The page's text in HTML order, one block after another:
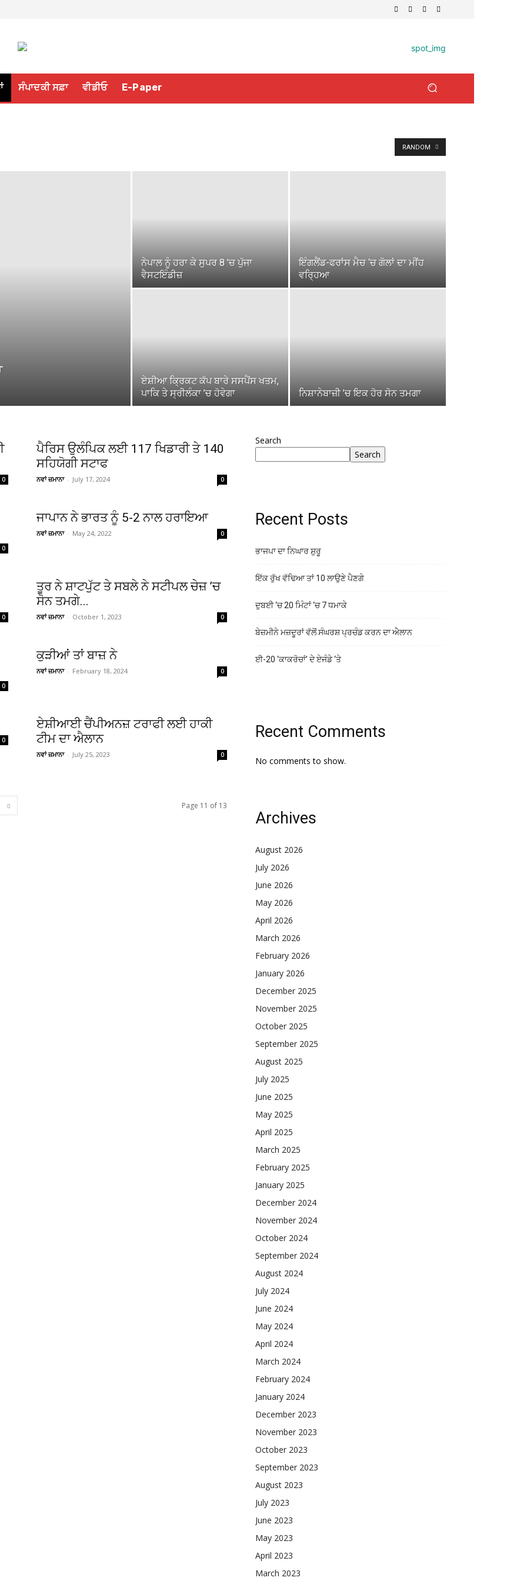
ਸੰਪਾਦਕੀ ਸਫ਼ਾ ਵੀਡੀਓ E-Paper
RANDOM
ਨੇਪਾਲ ਨੂੰ ਹਰਾ ਕੇ ਸੁਪਰ 8 ’ਚ ਪੁੱਜਾ
ਵੈਸਟਇੰਡੀਜ਼
ਇੰਗਲੈਂਡ-ਫਰਾਂਸ ਮੈਚ ‘ਚ ਗੋਲਾਂ ਦਾ ਮੀਂਹ
ਵਰ੍ਹਿਆ
ਏਸ਼ੀਆ ਕਿ੍ਰਕਟ ਕੱਪ ਬਾਰੇ ਸਸਪੈਂਸ ਖਤਮ,
ਪਾਕਿ ਤੇ ਸ੍ਰੀਲੰਕਾ ’ਚ ਹੋਵੇਗਾ
ਨਿਸ਼ਾਨੇਬਾਜ਼ੀ ’ਚ ਇਕ ਹੋਰ ਸੋਨ ਤਮਗਾ
0
ਪੈਰਿਸ ਉਲੰਪਿਕ ਲਈ 117 ਖਿਡਾਰੀ ਤੇ 140
ਸਹਿਯੋਗੀ ਸਟਾਫ
ਨਵਾਂ ਜ਼ਮਾਨਾ - July 17, 2024 0
0
ਜਾਪਾਨ ਨੇ ਭਾਰਤ ਨੂੰ 5-2 ਨਾਲ ਹਰਾਇਆ
ਨਵਾਂ ਜ਼ਮਾਨਾ - May 24, 2022 0
0
ਤੂਰ ਨੇ ਸ਼ਾਟਪੁੱਟ ਤੇ ਸਬਲੇ ਨੇ ਸਟੀਪਲ ਚੇਜ਼ ’ਚ
ਸੋਨ ਤਮਗੇ...
ਨਵਾਂ ਜ਼ਮਾਨਾ - October 1, 2023 0
0
ਕੁੜੀਆਂ ਤਾਂ ਬਾਜ਼ ਨੇ
ਨਵਾਂ ਜ਼ਮਾਨਾ - February 18, 2024 0
0
ਏਸ਼ੀਆਈ ਚੈਂਪੀਅਨਜ਼ ਟਰਾਫੀ ਲਈ ਹਾਕੀ
ਟੀਮ ਦਾ ਐਲਾਨ
ਨਵਾਂ ਜ਼ਮਾਨਾ - July 25, 2023 0
Page 11 of 13
Search
Search
Recent Posts
ਭਾਜਪਾ ਦਾ ਨਿਘਾਰ ਸ਼ੁਰੂ
ਇੱਕ ਰੁੱਖ ਵੱਢਿਆ ਤਾਂ 10 ਲਾਉਣੇ ਪੈਣਗੇ
ਦੁਬਈ ‘ਚ 20 ਮਿੰਟਾਂ ‘ਚ 7 ਧਮਾਕੇ
ਬੇਜ਼ਮੀਨੇ ਮਜ਼ਦੂਰਾਂ ਵੱਲੋਂ ਸੰਘਰਸ਼ ਪ੍ਰਚੰਡ ਕਰਨ ਦਾ ਐਲਾਨ
ਈ-20 ‘ਕਾਕਰੋਚਾਂ’ ਦੇ ਏਜੰਡੇ ‘ਤੇ
Recent Comments
No comments to show.
Archives
August 2026
July 2026
June 2026
May 2026
April 2026
March 2026
February 2026
January 2026
December 2025
November 2025
October 2025
September 2025
August 2025
July 2025
June 2025
May 2025
April 2025
March 2025
February 2025
January 2025
December 2024
November 2024
October 2024
September 2024
August 2024
July 2024
June 2024
May 2024
April 2024
March 2024
February 2024
January 2024
December 2023
November 2023
October 2023
September 2023
August 2023
July 2023
June 2023
May 2023
April 2023
March 2023